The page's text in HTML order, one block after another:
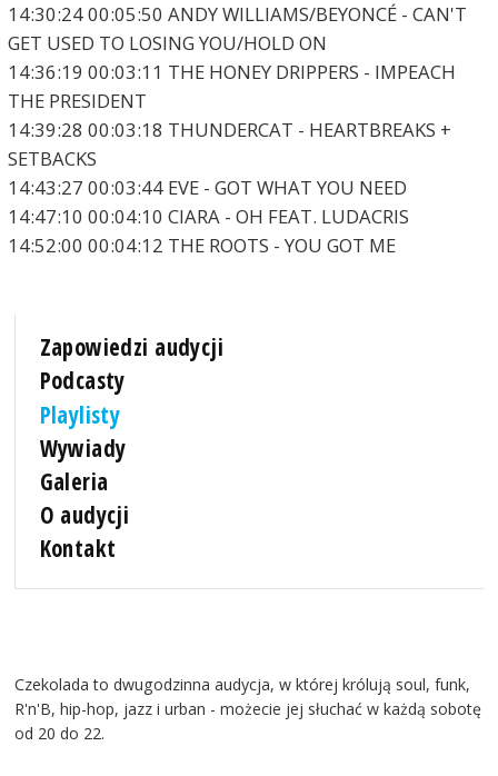
14:30:24 00:05:50 ANDY WILLIAMS/BEYONCÉ - CAN'T
GET USED TO LOSING YOU/HOLD ON
14:36:19 00:03:11 THE HONEY DRIPPERS - IMPEACH
THE PRESIDENT
14:39:28 00:03:18 THUNDERCAT - HEARTBREAKS +
SETBACKS
14:43:27 00:03:44 EVE - GOT WHAT YOU NEED
14:47:10 00:04:10 CIARA - OH FEAT. LUDACRIS
14:52:00 00:04:12 THE ROOTS - YOU GOT ME
Zapowiedzi audycji
Podcasty
Playlisty
Wywiady
Galeria
O audycji
Kontakt
Czekolada to dwugodzinna audycja, w której królują soul, funk,
R'n'B, hip-hop, jazz i urban - możecie jej słuchać w każdą sobotę
od 20 do 22.